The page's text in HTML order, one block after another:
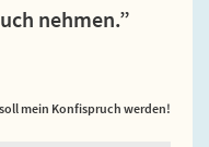
nehmen.”
mein Konfispruch werden!